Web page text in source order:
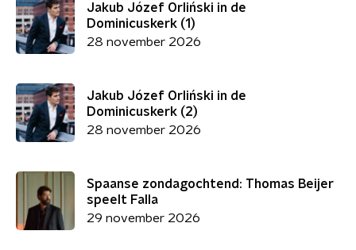
Jakub Józef Orliński in de
Dominicuskerk (1)
28 november 2026
Jakub Józef Orliński in de
Dominicuskerk (2)
28 november 2026
Spaanse zondagochtend: Thomas Beijer
speelt Falla
29 november 2026